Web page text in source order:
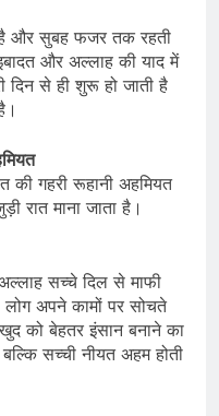
और सुबह फजर तक रहती
और अल्लाह की याद में
दिन से ही शुरू हो जाती है
की गहरी रूहानी अहमियत
रात माना जाता है।
सच्चे दिल से माफी
अपने कामों पर सोचते
को बेहतर इंसान बनाने का
सच्ची नीयत अहम होती